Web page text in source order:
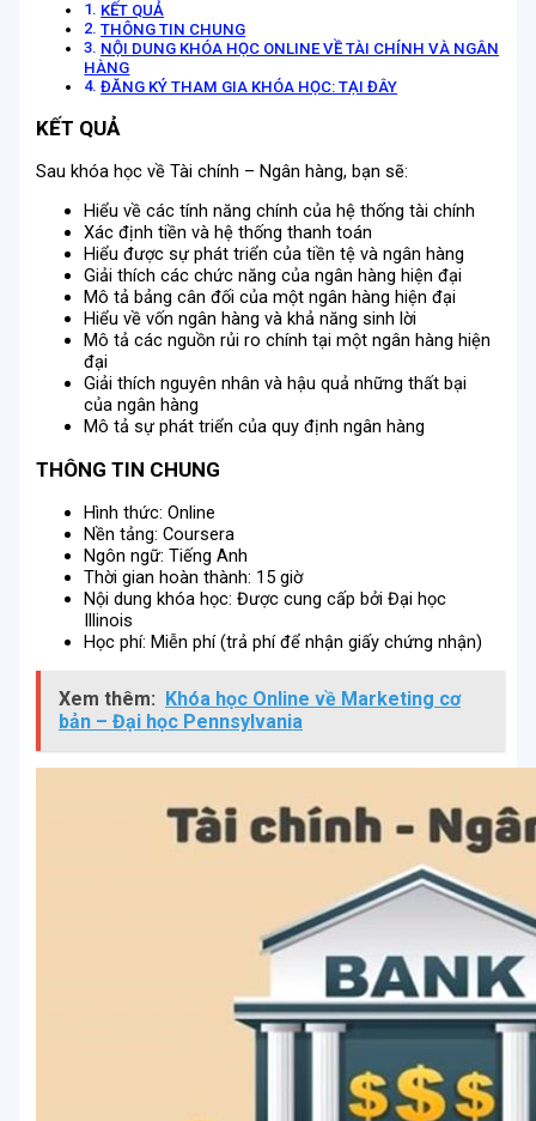
KẾT QUẢ
THÔNG TIN CHUNG
NỘI DUNG KHÓA HỌC ONLINE VỀ TÀI CHÍNH VÀ NGÂN
HÀNG
ĐĂNG KÝ THAM GIA KHÓA HỌC: TẠI ĐÂY
KẾT QUẢ
Sau khóa học về Tài chính – Ngân hàng, bạn sẽ:
Hiểu về các tính năng chính của hệ thống tài chính
Xác định tiền và hệ thống thanh toán
Hiểu được sự phát triển của tiền tệ và ngân hàng
Giải thích các chức năng của ngân hàng hiện đại
Mô tả bảng cân đối của một ngân hàng hiện đại
Hiểu về vốn ngân hàng và khả năng sinh lời
Mô tả các nguồn rủi ro chính tại một ngân hàng hiện
đại
Giải thích nguyên nhân và hậu quả những thất bại
của ngân hàng
Mô tả sự phát triển của quy định ngân hàng
THÔNG TIN CHUNG
Hình thức: Online
Nền tảng: Coursera
Ngôn ngữ: Tiếng Anh
Thời gian hoàn thành: 15 giờ
Nội dung khóa học: Được cung cấp bởi Đại học
Illinois
Học phí: Miễn phí (trả phí để nhận giấy chứng nhận)
Xem thêm:
Khóa học Online về Marketing cơ
bản – Đại học Pennsylvania